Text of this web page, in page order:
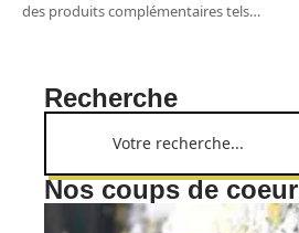
des produits complémentaires tels…
Recherche
Nos coups de coeur